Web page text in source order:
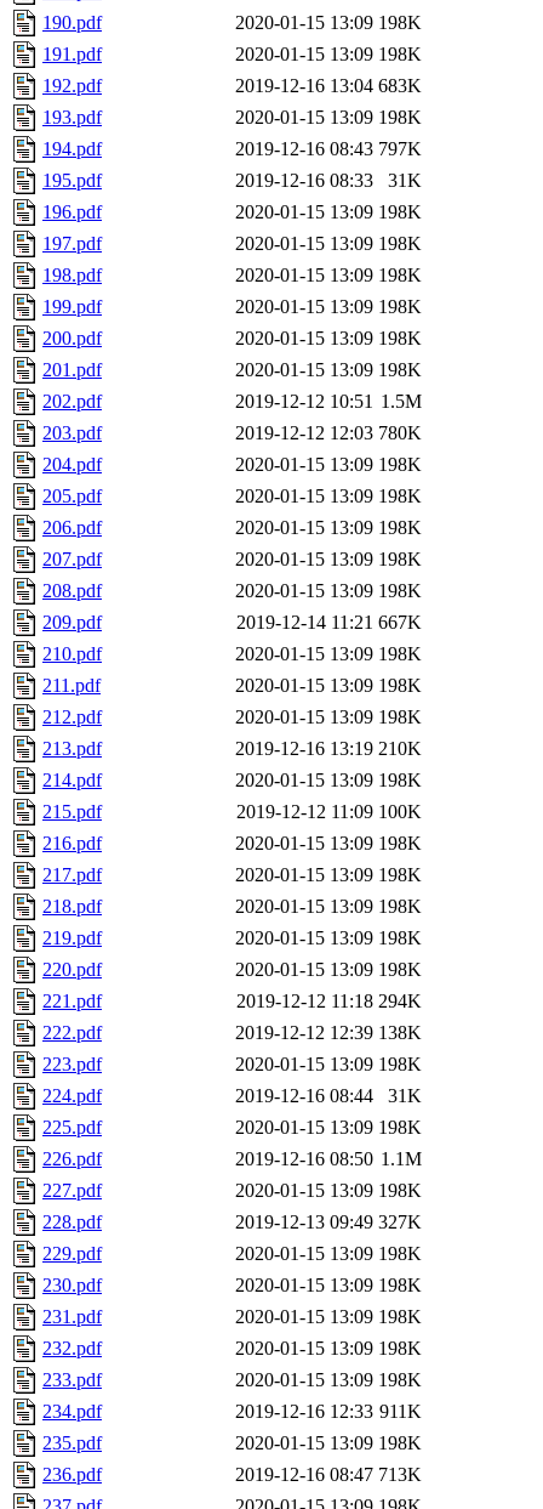
190.pdf
2020-01-15 13:09 198K
191.pdf
2020-01-15 13:09 198K
192.pdf
2019-12-16 13:04 683K
193.pdf
2020-01-15 13:09 198K
194.pdf
2019-12-16 08:43 797K
195.pdf
2019-12-16 08:33
31K
196.pdf
2020-01-15 13:09 198K
197.pdf
2020-01-15 13:09 198K
198.pdf
2020-01-15 13:09 198K
199.pdf
2020-01-15 13:09 198K
200.pdf
2020-01-15 13:09 198K
201.pdf
2020-01-15 13:09 198K
202.pdf
2019-12-12 10:51 1.5M
203.pdf
2019-12-12 12:03 780K
204.pdf
2020-01-15 13:09 198K
205.pdf
2020-01-15 13:09 198K
206.pdf
2020-01-15 13:09 198K
207.pdf
2020-01-15 13:09 198K
208.pdf
2020-01-15 13:09 198K
209.pdf
2019-12-14 11:21 667K
210.pdf
2020-01-15 13:09 198K
211.pdf
2020-01-15 13:09 198K
212.pdf
2020-01-15 13:09 198K
213.pdf
2019-12-16 13:19 210K
214.pdf
2020-01-15 13:09 198K
215.pdf
2019-12-12 11:09 100K
216.pdf
2020-01-15 13:09 198K
217.pdf
2020-01-15 13:09 198K
218.pdf
2020-01-15 13:09 198K
219.pdf
2020-01-15 13:09 198K
220.pdf
2020-01-15 13:09 198K
221.pdf
2019-12-12 11:18 294K
222.pdf
2019-12-12 12:39 138K
223.pdf
2020-01-15 13:09 198K
224.pdf
2019-12-16 08:44
31K
225.pdf
2020-01-15 13:09 198K
226.pdf
2019-12-16 08:50 1.1M
227.pdf
2020-01-15 13:09 198K
228.pdf
2019-12-13 09:49 327K
229.pdf
2020-01-15 13:09 198K
230.pdf
2020-01-15 13:09 198K
231.pdf
2020-01-15 13:09 198K
232.pdf
2020-01-15 13:09 198K
233.pdf
2020-01-15 13:09 198K
234.pdf
2019-12-16 12:33 911K
235.pdf
2020-01-15 13:09 198K
236.pdf
2019-12-16 08:47 713K